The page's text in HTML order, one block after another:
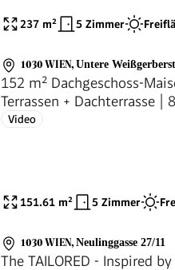
237 m² 5 Zimmer
1030 WIEN, Untere
152 m² Dachgeschoss-
Terrassen + Dachterrasse |
Zimmer
Video
151.61 m² 5 Zimmer
1030 WIEN, Neulinggasse 27/11
The TAILORED - Inspired